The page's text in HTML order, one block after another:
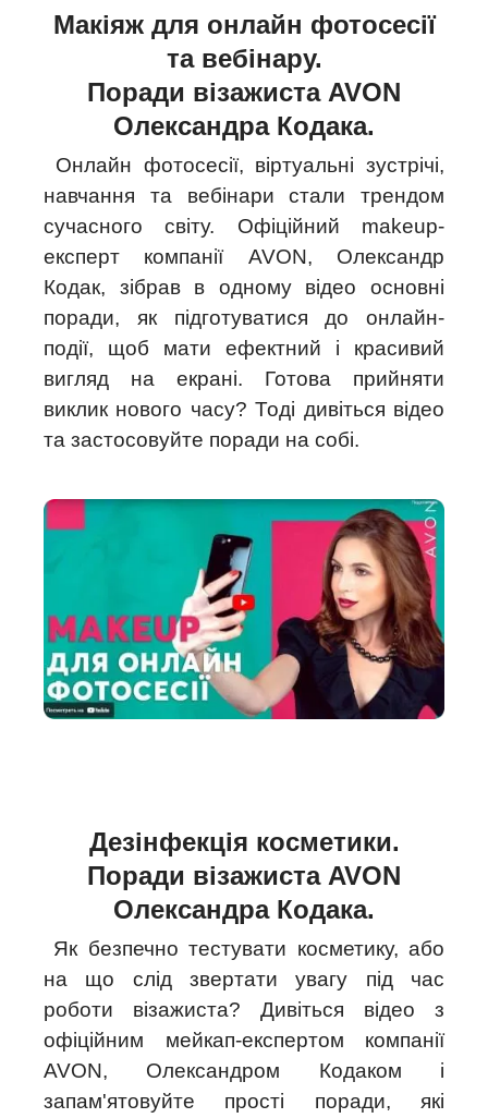
Макіяж для онлайн фотосесії
та вебінару.
Поради візажиста AVON
Олександра Кодака.
Онлайн фотосесії, віртуальні зустрічі,
навчання та вебінари стали трендом
сучасного світу. Офіційний makeup-
експерт компанії AVON, Олександр
Кодак, зібрав в одному відео основні
поради, як підготуватися до онлайн-
події, щоб мати ефектний і красивий
вигляд на екрані. Готова прийняти
виклик нового часу? Тоді дивіться відео
та застосовуйте поради на собі.
Дезінфекція косметики.
Поради візажиста AVON
Олександра Кодака.
Як безпечно тестувати косметику, або
на що слід звертати увагу під час
роботи візажиста? Дивіться відео з
офіційним мейкап-експертом компанії
AVON, Олександром Кодаком і
запам'ятовуйте прості поради, які